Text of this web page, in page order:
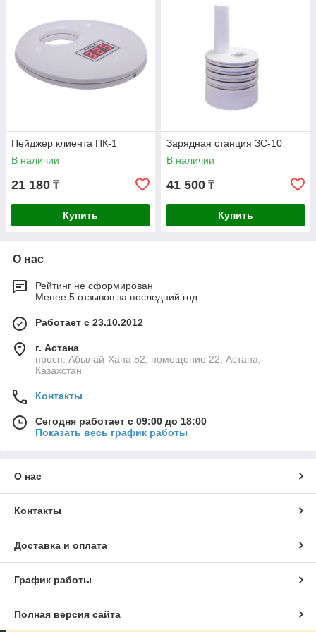
Пейджер клиента ПК-1
В наличии
21 180 ₸
Купить
Зарядная станция ЗС-10
В наличии
41 500 ₸
Купить
О нас
Рейтинг не сформирован
Менее 5 отзывов за последний год
Работает с 23.10.2012
г. Астана
просп. Абылай-Хана 52, помещение 22, Астана,
Казахстан
Контакты
Сегодня работает с 09:00 до 18:00
Показать весь график работы
О нас
Контакты
Доставка и оплата
График работы
Полная версия сайта